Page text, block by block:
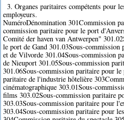
3. Organes paritaires compétents pour
employeurs.
NuméroDénomination 301Commission
commission paritaire pour le port
Comité der haven van Antwerpen"
le port de Gand 301.03Sous-
et de Vilvorde 301.04Sous-commission
de Nieuport 301.05Sous-commission
301.06Sous-commission paritaire pour
paritaire de l'industrie hôtelière
cinématographique 303.01Sous-
films 303.02Sous-commission paritaire
303.03Sous-commission paritaire pour
303.04Sous-commission paritaire pour